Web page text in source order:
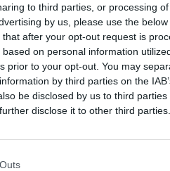
to third parties, or processing
by us, please use the
after your opt-out request is
on personal information
prior to your opt-out. You may
by third parties on the
be disclosed by us to third parties
disclose it to other third parties.